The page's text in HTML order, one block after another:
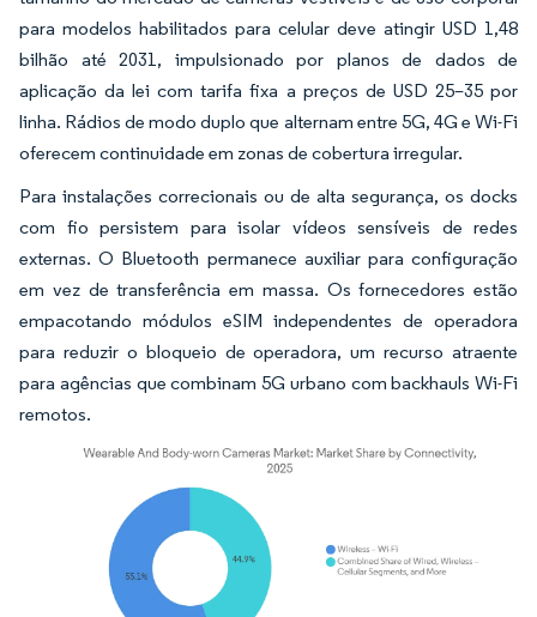
para modelos habilitados para celular deve atingir USD 1,48
bilhão até 2031, impulsionado por planos de dados de
aplicação da lei com tarifa fixa a preços de USD 25–35 por
linha. Rádios de modo duplo que alternam entre 5G, 4G e Wi-Fi
oferecem continuidade em zonas de cobertura irregular.
Para instalações correcionais ou de alta segurança, os docks
com fio persistem para isolar vídeos sensíveis de redes
externas. O Bluetooth permanece auxiliar para configuração
em vez de transferência em massa. Os fornecedores estão
empacotando módulos eSIM independentes de operadora
para reduzir o bloqueio de operadora, um recurso atraente
para agências que combinam 5G urbano com backhauls Wi-Fi
remotos.